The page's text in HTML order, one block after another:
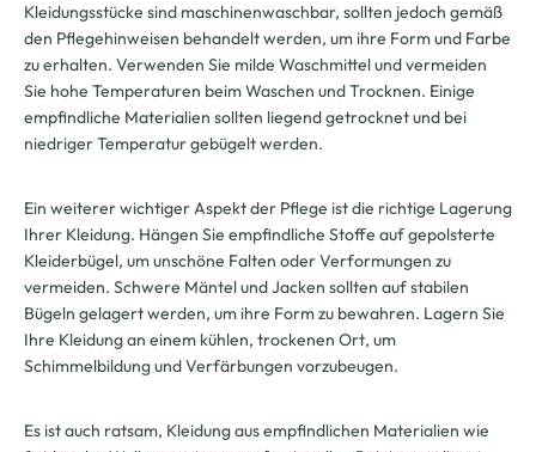
Kleidungsstücke sind maschinenwaschbar, sollten jedoch gemäß
den Pflegehinweisen behandelt werden, um ihre Form und Farbe
zu erhalten. Verwenden Sie milde Waschmittel und vermeiden
Sie hohe Temperaturen beim Waschen und Trocknen. Einige
empfindliche Materialien sollten liegend getrocknet und bei
niedriger Temperatur gebügelt werden.
Ein weiterer wichtiger Aspekt der Pflege ist die richtige Lagerung
Ihrer Kleidung. Hängen Sie empfindliche Stoffe auf gepolsterte
Kleiderbügel, um unschöne Falten oder Verformungen zu
vermeiden. Schwere Mäntel und Jacken sollten auf stabilen
Bügeln gelagert werden, um ihre Form zu bewahren. Lagern Sie
Ihre Kleidung an einem kühlen, trockenen Ort, um
Schimmelbildung und Verfärbungen vorzubeugen.
Es ist auch ratsam, Kleidung aus empfindlichen Materialien wie